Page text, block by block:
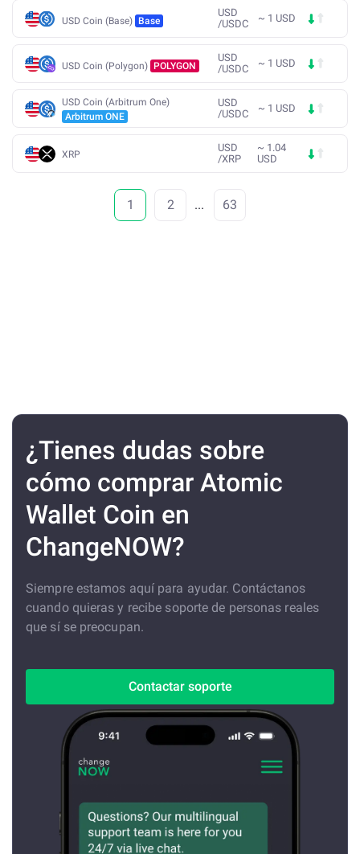
USD Coin (Base) Base
USD
/USDC ~ 1 USD
USD Coin (Polygon) POLYGON
USD
/USDC ~ 1 USD
USD Coin (Arbitrum One)
Arbitrum ONE
USD
/USDC ~ 1 USD
XRP
USD
/XRP
~ 1.04
USD
1 2 ... 63
¿Tienes dudas sobre
cómo comprar Atomic
Wallet Coin en
ChangeNOW?
Siempre estamos aquí para ayudar. Contáctanos
cuando quieras y recibe soporte de personas reales
que sí se preocupan.
Contactar soporte